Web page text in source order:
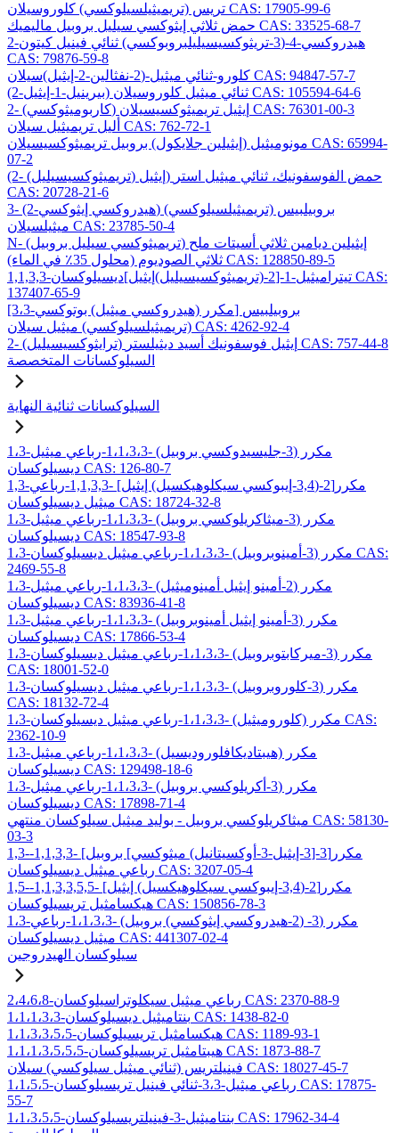
تريس (تريميثيلسيلوكسي) كلوروسيلان CAS: 17905-99-6
حمض ثلاثي إيثوكسي سيليل بروبيل ماليميك CAS: 33525-68-7
2-هيدروكسي-4-(3-تريثوكسيسيليلبروبوكسي) ثنائي فينيل كيتون
CAS: 79876-59-8
كلورو-ثنائي ميثيل-(2-نفثالين-2-إيثيل)سيلان CAS: 94847-57-7
(2-بيرينيل-1-إيثيل) ثنائي ميثيل كلوروسيلان CAS: 105594-64-6
2- (كاربوميثوكسي) إيثيل تريميثوكسيسيلان CAS: 76301-00-3
أليل تريميثيل سيلان CAS: 762-72-1
مونوميثيل (إيثيلين جلايكول) بروبيل تريميثوكسيسيلان CAS: 65994-
07-2
(2- (تريميثوكسيسيليل) إيثيل) حمض الفوسفونيك، ثنائي ميثيل استر
CAS: 20728-21-6
3- (2-هيدروكسي إيثوكسي) بروبيلبيس (تريميثيلسيلوكسي)
ميثيلسيلان CAS: 23785-50-4
N- (تريميثوكسي سيليل بروبيل) إيثيلين ديامين ثلاثي أسيتات ملح
ثلاثي الصوديوم (محلول 35٪ في الماء) CAS: 128850-89-5
1,1,3,3-تيتراميثيل-1-[2-(تريميثوكسيسيليل)إيثيل]ديسيلوكسان CAS:
137407-65-9
[3،3-مكرر (هيدروكسي ميثيل) بوتوكسي] بروبيلبيس
(تريميثيلسيلوكسي) ميثيل سيلان CAS: 4262-92-4
2- (ترايثوكسيسيليل) إيثيل فوسفونيك أسيد ديثيلستر CAS: 757-44-8
السيلوكسانات المتخصصة
السيلوكسانات ثنائية النهاية
1،3-مكرر (3-جليسيدوكسي بروبيل) -1،1،3،3-رباعي ميثيل
ديسيلوكسان CAS: 126-80-7
1,3-مكرر[2-(3,4-إيبوكسي سيكلوهيكسيل) إيثيل] -1,1,3,3-رباعي
ميثيل ديسيلوكسان CAS: 18724-32-8
1،3-مكرر (3-ميثاكريلوكسي بروبيل) -1،1،3،3-رباعي ميثيل
ديسيلوكسان CAS: 18547-93-8
1،3-مكرر (3-أمينوبروبيل) -1،1،3،3-رباعي ميثيل ديسيلوكسان CAS:
2469-55-8
1،3-مكرر (2-أمينو إيثيل أمينوميثيل) -1،1،3،3-رباعي ميثيل
ديسيلوكسان CAS: 83936-41-8
1،3-مكرر (3-أمينو إيثيل أمينوبروبيل) -1،1،3،3-رباعي ميثيل
ديسيلوكسان CAS: 17866-53-4
1،3-مكرر (3-ميركابتوبروبيل) -1،1،3،3-رباعي ميثيل ديسيلوكسان
CAS: 18001-52-0
1،3-مكرر (3-كلوروبروبيل) -1،1،3،3-رباعي ميثيل ديسيلوكسان
CAS: 18132-72-4
1،3-مكرر (كلوروميثيل) -1،1،3،3-رباعي ميثيل ديسيلوكسان CAS:
2362-10-9
1،3-مكرر (هيبتاديكافلوروديسيل) -1،1،3،3-رباعي ميثيل
ديسيلوكسان CAS: 129498-18-6
1،3-مكرر (3-أكريلوكسي بروبيل) -1،1،3،3-رباعي ميثيل
ديسيلوكسان CAS: 17898-71-4
ميثاكريلوكسي بروبيل - بوليد ميثيل سيلوكسان منتهي CAS: 58130-
03-3
1,3-مكرر[3-[3-إيثيل-3-أوكسيتانيل) ميثوكسي] بروبيل] -1,1,3,3-
رباعي ميثيل ديسيلوكسان CAS: 3207-05-4
1,5-مكرر[2-(3,4-إيبوكسي سيكلوهيكسيل) إيثيل] -1,1,3,3,5,5-
هيكسامثيل تريسيلوكسان CAS: 150856-78-3
1،3-مكرر (3- (2-هيدروكسي إيثوكسي) بروبيل) -1،1،3،3-رباعي
ميثيل ديسيلوكسان CAS: 441307-02-4
سيلوكسان الهيدروجين
2،4،6،8-رباعي ميثيل سيكلوتراسيلوكسان CAS: 2370-88-9
1،1،1،3،3-بنتاميثيل ديسيلوكسان CAS: 1438-82-0
1،1،3،3،5،5-هيكسامثيل تريسيلوكسان CAS: 1189-93-1
1،1،1،3،5،5،5-هيبتامثيل تريسيلوكسان CAS: 1873-88-7
فينيلتريس (ثنائي ميثيل سيلوكسي) سيلان CAS: 18027-45-7
1،1،5،5-رباعي ميثيل-3،3-ثنائي فينيل تريسيلوكسان CAS: 17875-
55-7
1،1،3،5،5-بنتاميثيل-3-فينيلتريسيلوكسان CAS: 17962-34-4